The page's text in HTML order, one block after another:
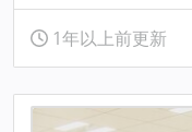
1年以上前更新